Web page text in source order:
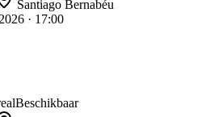
Santiago Bernabéu
· 17:00
Beschikbaar